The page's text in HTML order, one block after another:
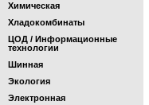
Химическая
Хладокомбинаты
ЦОД / Информационные
технологии
Шинная
Экология
Электронная